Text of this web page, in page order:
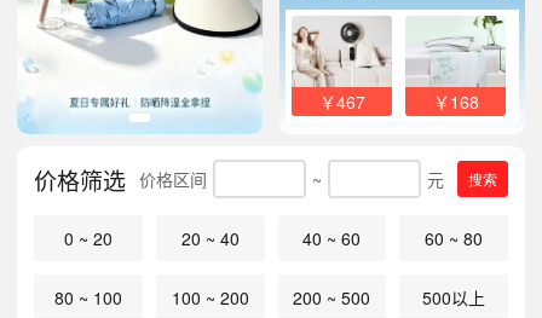
￥467 ￥168
价格筛选 价格区间 ~ 元 搜索
0 ~ 20 20 ~ 40 40 ~ 60 60 ~ 80
80 ~ 100 100 ~ 200 200 ~ 500 500以上